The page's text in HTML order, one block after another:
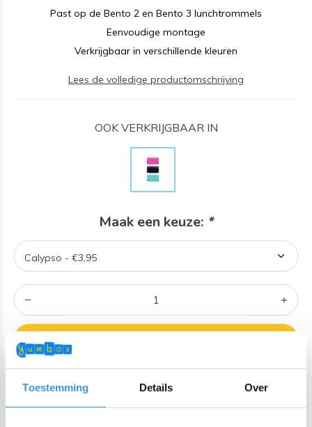
Toestemming Details Over
Past op de Bento 2 en Bento 3 lunchtrommels
Eenvoudige montage
Verkrijgbaar in verschillende kleuren
Lees de volledige productomschrijving
OOK VERKRIJGBAAR IN
Maak een keuze: *